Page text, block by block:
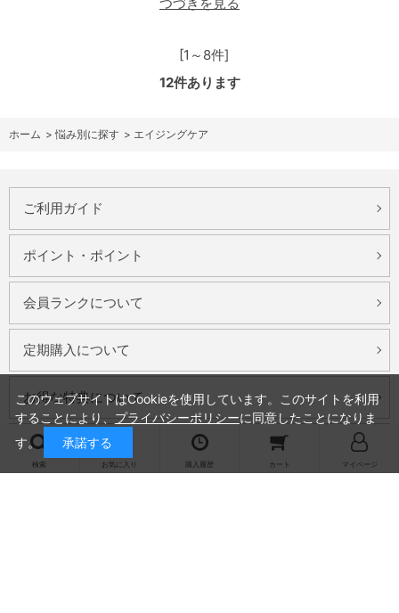
[1～8件]
12件あります
ホーム > 悩み別に探す > エイジングケア
ご利用ガイド
ポイント・ポイント
会員ランクについて
定期購入について
お得な特典について
お問い合わせ
検索 お気に入り 購入履歴 カート マイページ
このウェブサイトはCookieを使用しています。このサイトを利用
することにより、 プライバシーポリシーに同意したことになりま
す。
承諾する